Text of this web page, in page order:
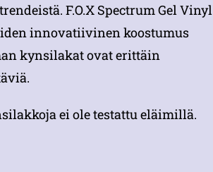
F.O.X Spectrum Gel Vinyl
innovatiivinen koostumus
kynsilakat ovat erittäin
ei ole testattu eläimillä.